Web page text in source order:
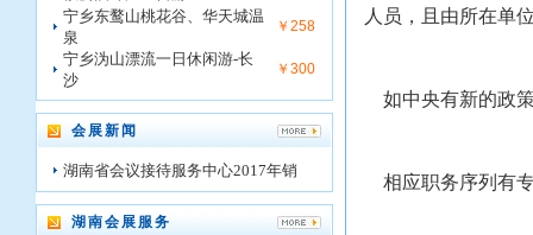
宁乡东鹜山桃花谷、华天城温
泉
￥258
宁乡沩山漂流一日休闲游-长
沙
￥300
会展新闻
湖南省会议接待服务中心2017年销
湖南会展服务
人员，且由所在单
如中央有新的政
相应职务序列有